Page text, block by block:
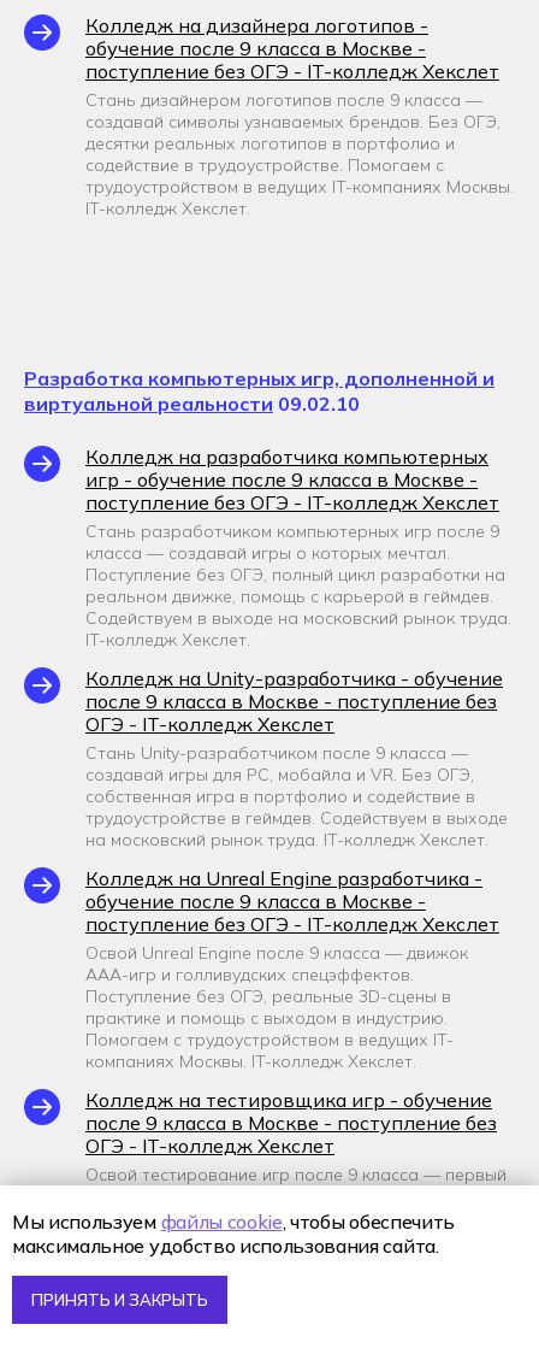
Колледж на дизайнера логотипов -
обучение после 9 класса в Москве -
поступление без ОГЭ - IT-колледж Хекслет
Стань дизайнером логотипов после 9 класса —
создавай символы узнаваемых брендов. Без ОГЭ,
десятки реальных логотипов в портфолио и
содействие в трудоустройстве. Помогаем с
трудоустройством в ведущих IT-компаниях Москвы.
IT-колледж Хекслет.
Разработка компьютерных игр, дополненной и
виртуальной реальности 09.02.10
Колледж на разработчика компьютерных
игр - обучение после 9 класса в Москве -
поступление без ОГЭ - IT-колледж Хекслет
Стань разработчиком компьютерных игр после 9
класса — создавай игры о которых мечтал.
Поступление без ОГЭ, полный цикл разработки на
реальном движке, помощь с карьерой в геймдев.
Содействуем в выходе на московский рынок труда.
IT-колледж Хекслет.
Колледж на Unity-разработчика - обучение
после 9 класса в Москве - поступление без
ОГЭ - IT-колледж Хекслет
Стань Unity-разработчиком после 9 класса —
создавай игры для PC, мобайла и VR. Без ОГЭ,
собственная игра в портфолио и содействие в
трудоустройстве в геймдев. Содействуем в выходе
на московский рынок труда. IT-колледж Хекслет.
Колледж на Unreal Engine разработчика -
обучение после 9 класса в Москве -
поступление без ОГЭ - IT-колледж Хекслет
Освой Unreal Engine после 9 класса — движок
AAA-игр и голливудских спецэффектов.
Поступление без ОГЭ, реальные 3D-сцены в
практике и помощь с выходом в индустрию.
Помогаем с трудоустройством в ведущих IT-
компаниях Москвы. IT-колледж Хекслет.
Колледж на тестировщика игр - обучение
после 9 класса в Москве - поступление без
ОГЭ - IT-колледж Хекслет
Освой тестирование игр после 9 класса — первый
реальные игровые проекты в практике и
содействие в трудоустройстве в геймдев.
Содействуем в выходе на московский рынок труда.
Колледж на дизайнера игровых
Мы используем файлы cookie, чтобы обеспечить
максимальное удобство использования сайта.
ПРИНЯТЬ И ЗАКРЫТЬ